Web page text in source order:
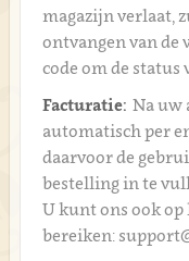
magazijn verlaat,
ontvangen van de
code om de status
Facturatie: Na uw
automatisch per
daarvoor de
bestelling in te
U kunt ons ook op
bereiken: